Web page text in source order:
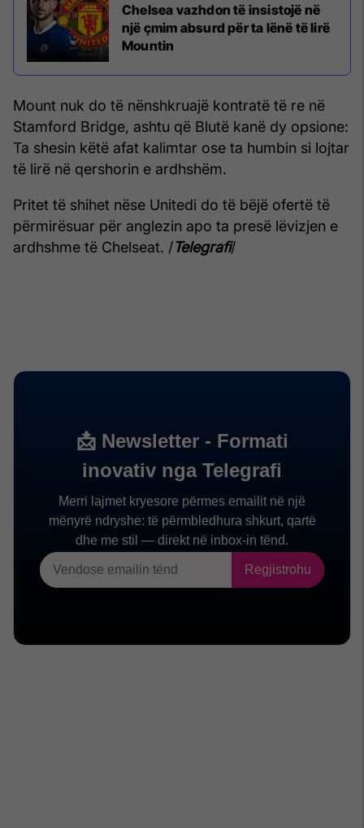
Chelsea vazhdon të insistojë në
një çmim absurd për ta lënë të lirë
Mountin
Mount nuk do të nënshkruajë kontratë të re në
Stamford Bridge, ashtu që Blutë kanë dy opsione:
Ta shesin këtë afat kalimtar ose ta humbin si lojtar
të lirë në qershorin e ardhshëm.
Pritet të shihet nëse Unitedi do të bëjë ofertë të
përmirësuar për anglezin apo ta presë lëvizjen e
ardhshme të Chelseat. /Telegrafi/